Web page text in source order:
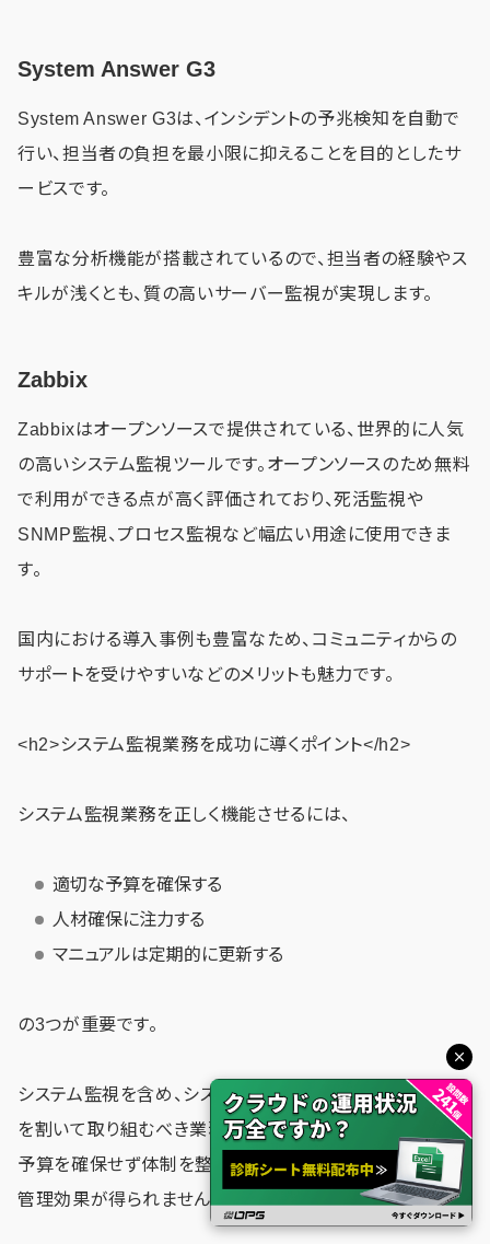
System Answer G3
System Answer G3は、インシデントの予兆検知を自動で
行い、担当者の負担を最小限に抑えることを目的としたサ
ービスです。
豊富な分析機能が搭載されているので、担当者の経験やス
キルが浅くとも、質の高いサーバー監視が実現します。
Zabbix
Zabbixはオープンソースで提供されている、世界的に人気
の高いシステム監視ツールです。オープンソースのため無料
で利用ができる点が高く評価されており、死活監視や
SNMP監視、プロセス監視など幅広い用途に使用できま
す。
国内における導入事例も豊富なため、コミュニティからの
サポートを受けやすいなどのメリットも魅力です。
<h2>システム監視業務を成功に導くポイント</h2>
システム監視業務を正しく機能させるには、
適切な予算を確保する
人材確保に注力する
マニュアルは定期的に更新する
の3つが重要です。
システム監視を含め、システム運用管理はある程度の予算
を割いて取り組むべき業務です。重要性を軽視して十分な
予算を確保せず体制を整えても、期待しているようなリスク
管理効果が得られません。